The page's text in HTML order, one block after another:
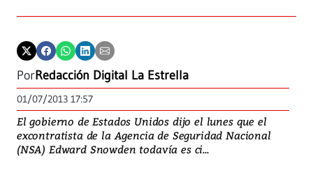
PorRedacción Digital La Estrella
01/07/2013 17:57
El gobierno de Estados Unidos dijo el lunes que el
excontratista de la Agencia de Seguridad Nacional
(NSA) Edward Snowden todavía es ci...